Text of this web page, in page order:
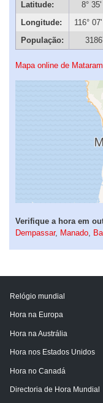
Latitude:
8° 35'
Longitude:
116°
População:
Mapa online de
Verifique a hora em
Dempassar, Manado,
Relógio mundial
Hora na Europa
Hora na Austrália
Hora nos Estados Unidos
Hora no Canadá
Directoria de Hora Mundial